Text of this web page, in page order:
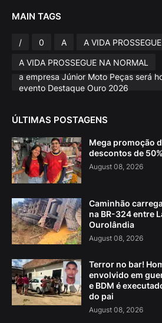
MAIN TAGS
/ 0 A
A VIDA PROSSEGUE
A VIDA PROSSEGUE NA NORMAL
a empresa Júnior Moto Peças será
evento Destaque Ouro 2026
ÚLTIMAS POSTAGENS
Mega promoção
descontos de
August 08, 2026
Caminhão
na BR-324 entre
Ourolândia
August 08, 2026
Terror no bar!
envolvido em
e BDM é
do pai
August 08, 2026